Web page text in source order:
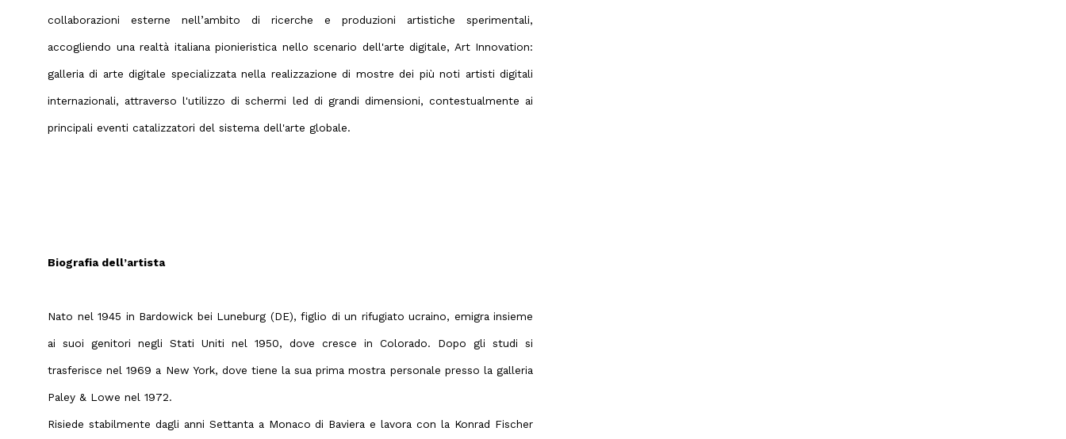
collaborazioni esterne nell’ambito di ricerche e produzioni artistiche sperimentali,
accogliendo una realtà italiana pionieristica nello scenario dell'arte digitale, Art Innovation:
galleria di arte digitale specializzata nella realizzazione di mostre dei più noti artisti digitali
internazionali, attraverso l'utilizzo di schermi led di grandi dimensioni, contestualmente ai
principali eventi catalizzatori del sistema dell'arte globale.
Biografia dell’artista
Nato nel 1945 in Bardowick bei Luneburg (DE), figlio di un rifugiato ucraino, emigra insieme
ai suoi genitori negli Stati Uniti nel 1950, dove cresce in Colorado. Dopo gli studi si
trasferisce nel 1969 a New York, dove tiene la sua prima mostra personale presso la galleria
Paley & Lowe nel 1972.
Risiede stabilmente dagli anni Settanta a Monaco di Baviera e lavora con la Konrad Fischer